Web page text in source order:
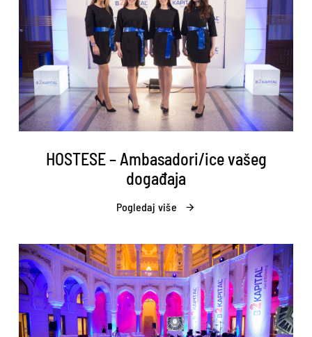
HOSTESE – Ambasadori/ice vašeg
događaja
Pogledaj više